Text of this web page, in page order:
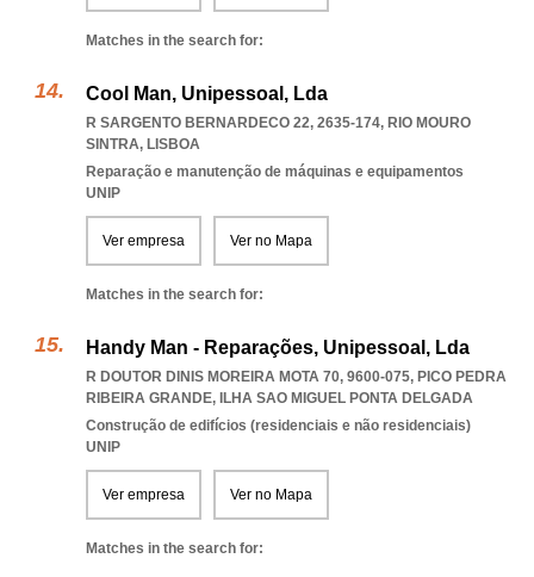
Matches in the search for:
Cool Man, Unipessoal, Lda
R SARGENTO BERNARDECO 22, 2635-174, RIO MOURO
SINTRA, LISBOA
Reparação e manutenção de máquinas e equipamentos
UNIP
Ver empresa Ver no Mapa
Matches in the search for:
Handy Man - Reparações, Unipessoal, Lda
R DOUTOR DINIS MOREIRA MOTA 70, 9600-075, PICO PEDRA
RIBEIRA GRANDE, ILHA SAO MIGUEL PONTA DELGADA
Construção de edifícios (residenciais e não residenciais)
UNIP
Ver empresa Ver no Mapa
Matches in the search for: